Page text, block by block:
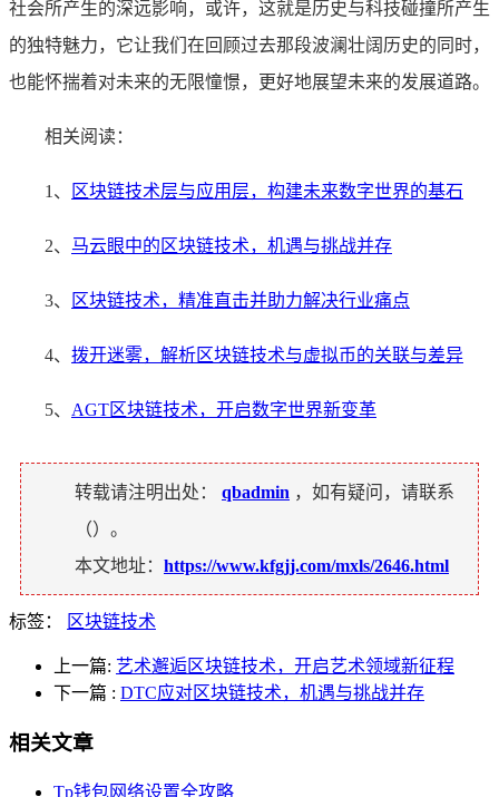
社会所产生的深远影响，或许，这就是历史与科技碰撞所产生
的独特魅力，它让我们在回顾过去那段波澜壮阔历史的同时，
也能怀揣着对未来的无限憧憬，更好地展望未来的发展道路。
相关阅读：
1、 区块链技术层与应用层，构建未来数字世界的基石
2、 马云眼中的区块链技术，机遇与挑战并存
3、 区块链技术，精准直击并助力解决行业痛点
4、 拨开迷雾，解析区块链技术与虚拟币的关联与差异
5、 AGT区块链技术，开启数字世界新变革
转载请注明出处： qbadmin ，如有疑问，请联系
（）。
本文地址： https://www.kfgjj.com/mxls/2646.html
标签： 区块链技术
上一篇: 艺术邂逅区块链技术，开启艺术领域新征程
下一篇 : DTC应对区块链技术，机遇与挑战并存
相关文章
Tp钱包网络设置全攻略